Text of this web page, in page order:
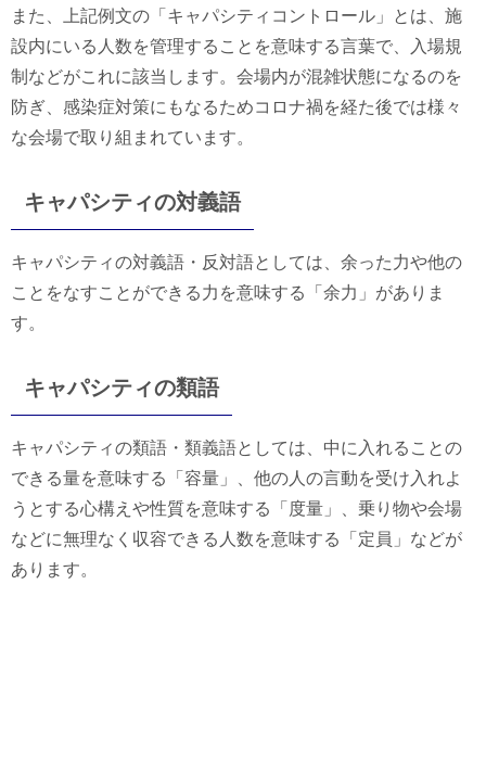
また、上記例文の「キャパシティコントロール」とは、施
設内にいる人数を管理することを意味する言葉で、入場規
制などがこれに該当します。会場内が混雑状態になるのを
防ぎ、感染症対策にもなるためコロナ禍を経た後では様々
な会場で取り組まれています。
キャパシティの対義語
キャパシティの対義語・反対語としては、余った力や他の
ことをなすことができる力を意味する「余力」がありま
す。
キャパシティの類語
キャパシティの類語・類義語としては、中に入れることの
できる量を意味する「容量」、他の人の言動を受け入れよ
うとする心構えや性質を意味する「度量」、乗り物や会場
などに無理なく収容できる人数を意味する「定員」などが
あります。